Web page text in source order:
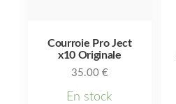
Courroie Pro Ject
x10 Originale
35.00 €
En stock